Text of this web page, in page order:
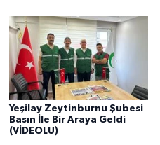
Yeşilay Zeytinburnu Şubesi
Basın İle Bir Araya Geldi
(VİDEOLU)